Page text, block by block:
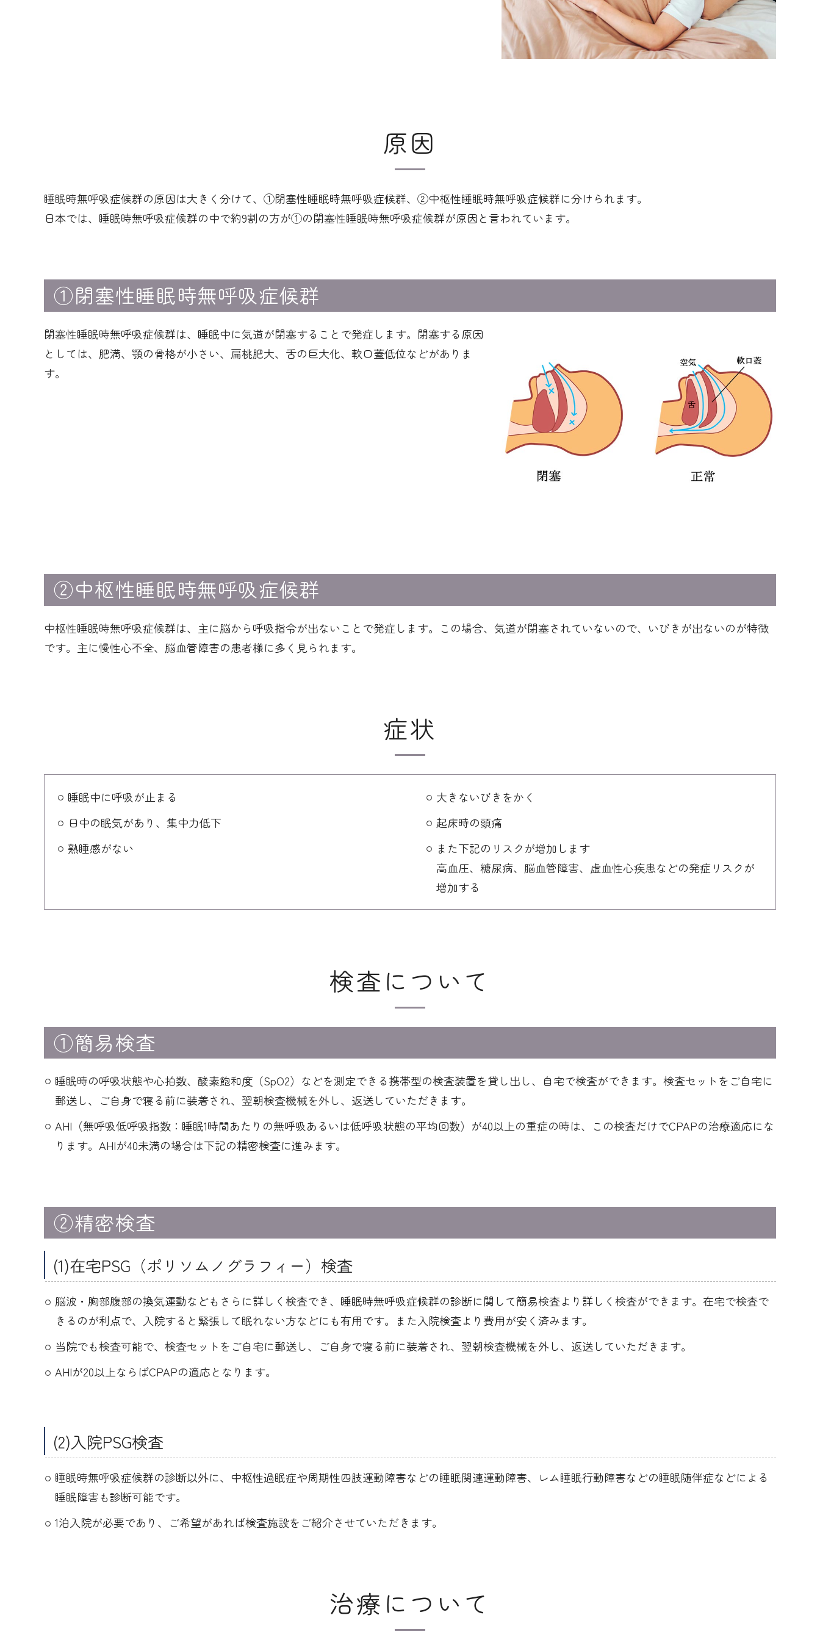
原因
睡眠時無呼吸症候群の原因は大きく分けて、①閉塞性睡眠時無呼吸症候群、②中枢性睡眠時無呼吸症候群に分けられます。
日本では、睡眠時無呼吸症候群の中で約9割の方が①の閉塞性睡眠時無呼吸症候群が原因と言われています。
①閉塞性睡眠時無呼吸症候群
閉塞性睡眠時無呼吸症候群は、睡眠中に気道が閉塞することで発症します。閉塞する原因
としては、肥満、顎の骨格が小さい、扁桃肥大、舌の巨大化、軟口蓋低位などがありま
す。
②中枢性睡眠時無呼吸症候群
中枢性睡眠時無呼吸症候群は、主に脳から呼吸指令が出ないことで発症します。この場合、気道が閉塞されていないので、いびきが出ないのが特徴
です。主に慢性心不全、脳血管障害の患者様に多く見られます。
症状
睡眠中に呼吸が止まる
大きないびきをかく
日中の眠気があり、集中力低下
起床時の頭痛
熟睡感がない
また下記のリスクが増加します
高血圧、糖尿病、脳血管障害、虚血性心疾患などの発症リスクが
増加する
検査について
①簡易検査
睡眠時の呼吸状態や心拍数、酸素飽和度（SpO2）などを測定できる携帯型の検査装置を貸し出し、自宅で検査ができます。検査セットをご自宅に
郵送し、ご自身で寝る前に装着され、翌朝検査機械を外し、返送していただきます。
AHI（無呼吸低呼吸指数：睡眠1時間あたりの無呼吸あるいは低呼吸状態の平均回数）が40以上の重症の時は、この検査だけでCPAPの治療適応にな
ります。AHIが40未満の場合は下記の精密検査に進みます。
②精密検査
(1)在宅PSG（ポリソムノグラフィー）検査
脳波・胸部腹部の換気運動などもさらに詳しく検査でき、睡眠時無呼吸症候群の診断に関して簡易検査より詳しく検査ができます。在宅で検査で
きるのが利点で、入院すると緊張して眠れない方などにも有用です。また入院検査より費用が安く済みます。
当院でも検査可能で、検査セットをご自宅に郵送し、ご自身で寝る前に装着され、翌朝検査機械を外し、返送していただきます。
AHIが20以上ならばCPAPの適応となります。
(2)入院PSG検査
睡眠時無呼吸症候群の診断以外に、中枢性過眠症や周期性四肢運動障害などの睡眠関連運動障害、レム睡眠行動障害などの睡眠随伴症などによる
睡眠障害も診断可能です。
1泊入院が必要であり、ご希望があれば検査施設をご紹介させていただきます。
治療について